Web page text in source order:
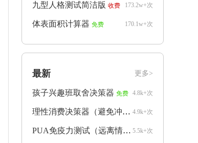
173.2w+次
九型人格测试简洁版 收费
170.1w+次
体表面积计算器 免费
更多>
最新
4.8k+次
孩子兴趣班取舍决策器 免费
4.9k+次
理性消费决策器（避免冲动购物）
5.5k+次
PUA免疫力测试（远离情感操控）